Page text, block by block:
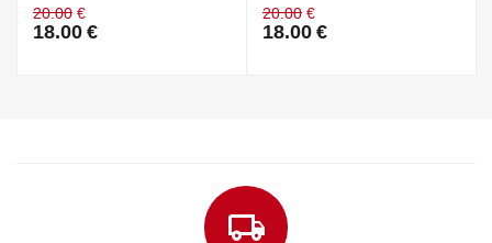
20.00 €
18.00 €
20.00 €
18.00 €